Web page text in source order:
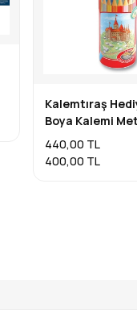
Kalemtıraş
Boya Kalemi
440,00 TL
400,00 TL